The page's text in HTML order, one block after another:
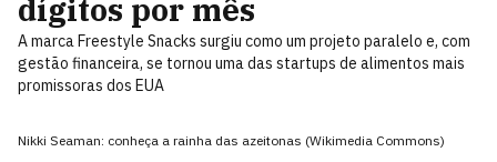
dígitos por mês
A marca Freestyle Snacks surgiu como um projeto paralelo e, com
gestão financeira, se tornou uma das startups de alimentos mais
promissoras dos EUA
Nikki Seaman: conheça a rainha das azeitonas (Wikimedia Commons)